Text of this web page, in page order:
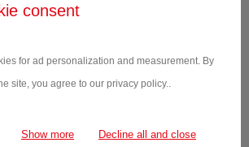
consent
for ad personalization and measurement. By
site, you agree to our privacy policy..
Show more Decline all and close
nebo Vás zajímá něco